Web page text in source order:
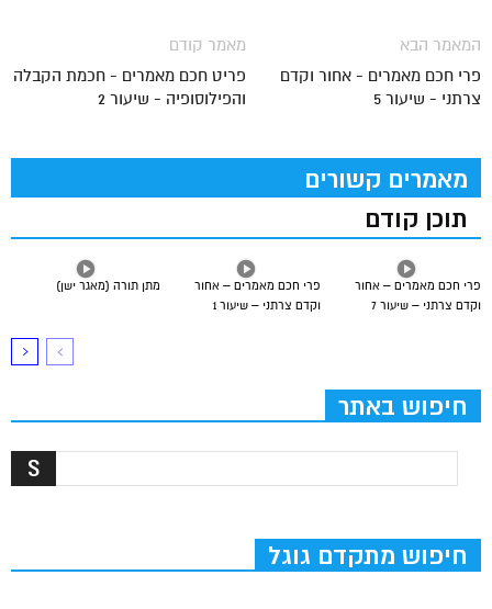
מאמר קודם
פריט חכם מאמרים - חכמת הקבלה
והפילוסופיה - שיעור 2
המאמר הבא
פרי חכם מאמרים - אחור וקדם
צרתני - שיעור 5
מאמרים קשורים
תוכן קודם
מתן תורה (מאגר ישן)
פרי חכם מאמרים – אחור
וקדם צרתני – שיעור 1
פרי חכם מאמרים – אחור
וקדם צרתני – שיעור 7
חיפוש באתר
חיפוש מתקדם גוגל